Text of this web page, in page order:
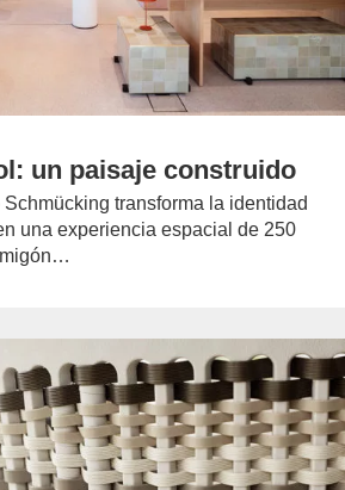
un paisaje construido
transforma la identidad
una experiencia espacial de 250